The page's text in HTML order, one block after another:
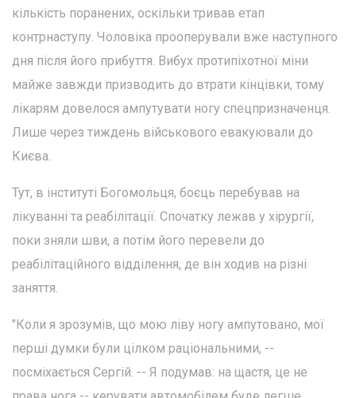
кількість поранених, оскільки тривав етап
контрнаступу. Чоловіка прооперували вже наступного
дня після його прибуття. Вибух протипіхотної міни
майже завжди призводить до втрати кінцівки, тому
лікарям довелося ампутувати ногу спецпризначенця.
Лише через тиждень військового евакуювали до
Києва.
Тут, в інституті Богомольця, боєць перебував на
лікуванні та реабілітації. Спочатку лежав у хірургії,
поки зняли шви, а потім його перевели до
реабілітаційного відділення, де він ходив на різні
заняття.
"Коли я зрозумів, що мою ліву ногу ампутовано, мої
перші думки були цілком раціональними, --
посміхається Сергій. -- Я подумав: на щастя, це не